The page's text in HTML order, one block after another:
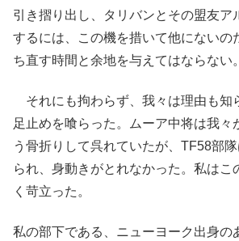
引き摺り出し、タリバンとその盟友ア
するには、この機を措いて他にないの
ち直す時間と余地を与えてはならない。
それにも拘わらず、我々は理由も知
足止めを喰らった。ムーア中将は我々
う骨折りして呉れていたが、TF58部
られ、身動きがとれなかった。私はこ
く苛立った。
私の部下である、ニューヨーク出身の